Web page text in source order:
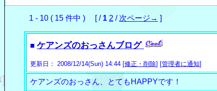
1 - 10 ( 15 件中 ) [ / 1 2 / 次ページ→ ]
■ ケアンズのおっさんブログ
更新日： 2008/12/14(Sun) 14:44 [修正・削除] [管理者に通知]
ケアンズのおっさん、とてもHAPPYです！